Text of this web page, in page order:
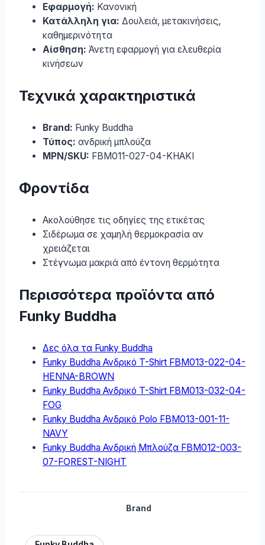
Εφαρμογή: Κανονική
Κατάλληλη για: Δουλειά, μετακινήσεις,
καθημερινότητα
Αίσθηση: Άνετη εφαρμογή για ελευθερία
κινήσεων
Τεχνικά χαρακτηριστικά
Brand: Funky Buddha
Τύπος: ανδρική μπλούζα
MPN/SKU: FBM011-027-04-KHAKI
Φροντίδα
Ακολούθησε τις οδηγίες της ετικέτας
Σιδέρωμα σε χαμηλή θερμοκρασία αν
χρειάζεται
Στέγνωμα μακριά από έντονη θερμότητα
Περισσότερα προϊόντα από
Funky Buddha
Δες όλα τα Funky Buddha
Funky Buddha Ανδρικό T-Shirt FBM013-022-04-
HENNA-BROWN
Funky Buddha Ανδρικό T-Shirt FBM013-032-04-
FOG
Funky Buddha Ανδρικό Polo FBM013-001-11-
NAVY
Funky Buddha Ανδρική Μπλούζα FBM012-003-
07-FOREST-NIGHT
Brand